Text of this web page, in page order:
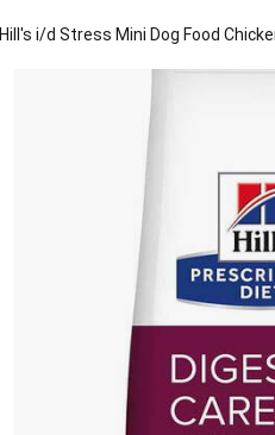
Hill's i/d Stress Mini Dog Food